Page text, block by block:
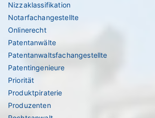
Nizzaklassifikation
Notarfachangestellte
Onlinerecht
Patentanwälte
Patentanwaltsfachangestellte
Patentingenieure
Priorität
Produktpiraterie
Produzenten